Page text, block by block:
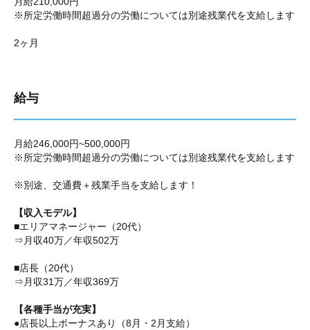
※所定労働時間超過分の労働については別途残業代を支給します
2ヶ月
給与
月給246,000円~500,000円
※所定労働時間超過分の労働については別途残業代を支給します
※別途、交通費＋残業手当を支給します！
【収入モデル】
■エリアマネージャー（20代）
⇒月収40万／年収502万
■店長（20代）
⇒月収31万／年収369万
【各種手当が充実】
●店長以上ボーナスあり（8月・2月支給）